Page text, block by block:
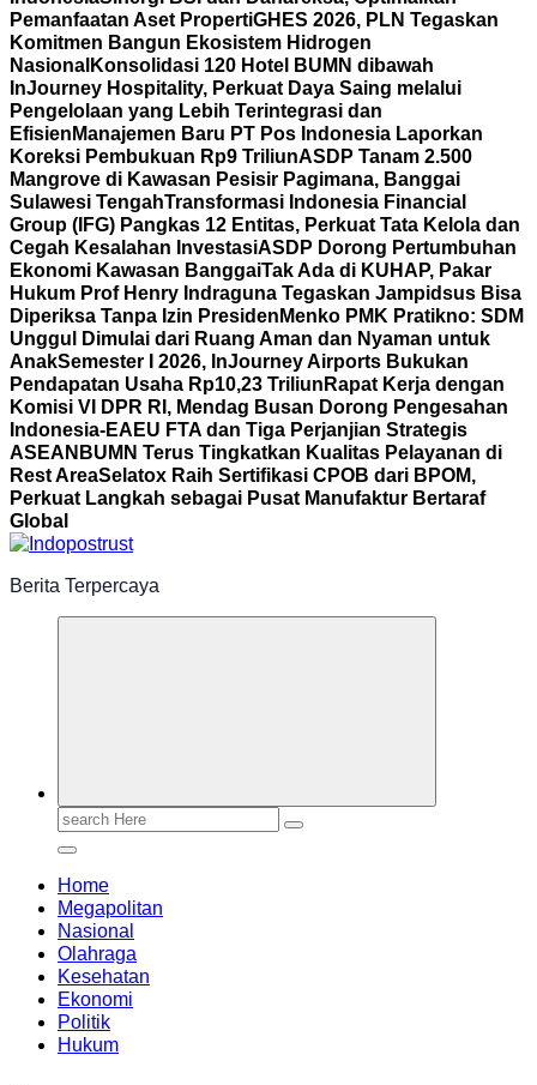
Pemanfaatan Aset PropertiGHES 2026, PLN Tegaskan
Komitmen Bangun Ekosistem Hidrogen
Nasional Konsolidasi 120 Hotel BUMN dibawah
InJourney Hospitality, Perkuat Daya Saing melalui
Pengelolaan yang Lebih Terintegrasi dan
Efisien Manajemen Baru PT Pos Indonesia Laporkan
Koreksi Pembukuan Rp9 TriliunASDP Tanam 2.500
Mangrove di Kawasan Pesisir Pagimana, Banggai
Sulawesi TengahTransformasi Indonesia Financial
Group (IFG) Pangkas 12 Entitas, Perkuat Tata Kelola dan
Cegah Kesalahan InvestasiASDP Dorong Pertumbuhan
Ekonomi Kawasan BanggaiTak Ada di KUHAP, Pakar
Hukum Prof Henry Indraguna Tegaskan Jampidsus Bisa
Diperiksa Tanpa Izin Presiden Menko PMK Pratikno: SDM
Unggul Dimulai dari Ruang Aman dan Nyaman untuk
AnakSemester I 2026, InJourney Airports Bukukan
Pendapatan Usaha Rp10,23 Triliun Rapat Kerja dengan
Komisi VI DPR RI, Mendag Busan Dorong Pengesahan
Indonesia-EAEU FTA dan Tiga Perjanjian Strategis
ASEAN BUMN Terus Tingkatkan Kualitas Pelayanan di
Rest AreaSelatox Raih Sertifikasi CPOB dari BPOM,
Perkuat Langkah sebagai Pusat Manufaktur Bertaraf
Global
Berita Terpercaya
Search
Home
Megapolitan
Nasional
Olahraga
Kesehatan
Ekonomi
Politik
Hukum